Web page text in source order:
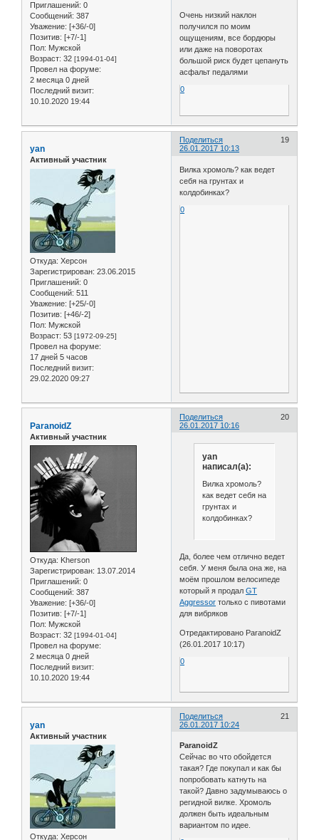
Приглашений: 0
Сообщений: 387
Уважение: [+36/-0]
Позитив: [+7/-1]
Пол: Мужской
Возраст: 32 [1994-01-04]
Провел на форуме:
2 месяца 0 дней
Последний визит:
10.10.2020 19:44
Очень низкий наклон
получился по моим
ощущениям, все бордюры
или даже на поворотах
большой риск будет цепануть
асфальт педалями
0
Поделиться
19
26.01.2017 10:13
yan
Активный участник
Откуда: Херсон
Зарегистрирован: 23.06.2015
Приглашений: 0
Сообщений: 511
Уважение: [+25/-0]
Позитив: [+46/-2]
Пол: Мужской
Возраст: 53 [1972-09-25]
Провел на форуме:
17 дней 5 часов
Последний визит:
29.02.2020 09:27
Вилка хромоль? как ведет
себя на грунтах и
колдобинках?
0
Поделиться
20
26.01.2017 10:16
ParanoidZ
Активный участник
Откуда: Kherson
Зарегистрирован: 13.07.2014
Приглашений: 0
Сообщений: 387
Уважение: [+36/-0]
Позитив: [+7/-1]
Пол: Мужской
Возраст: 32 [1994-01-04]
Провел на форуме:
2 месяца 0 дней
Последний визит:
10.10.2020 19:44
yan
написал(а):
Вилка хромоль?
как ведет себя на
грунтах и
колдобинках?
Да, более чем отлично ведет
себя. У меня была она же, на
моём прошлом велосипеде
который я продалGT
Aggressor только с пивотами
для вибряков
Отредактировано ParanoidZ
(26.01.2017 10:17)
0
Поделиться
21
26.01.2017 10:24
yan
Активный участник
Откуда: Херсон
ParanoidZ
Сейчас во что обойдется
такая? Где покупал и как бы
попробовать катнуть на
такой? Давно задумываюсь о
регидной вилке. Хромоль
должен быть идеальным
вариантом по идее.